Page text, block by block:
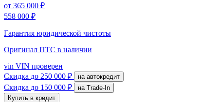
от 365 000 ₽
558 000 ₽
Гарантия юридической чистоты
Оригинал ПТС в наличии
vin VIN проверен
Скидка до 250 000 ₽ на автокредит
Скидка до 150 000 ₽
на Trade-In
Купить в кредит